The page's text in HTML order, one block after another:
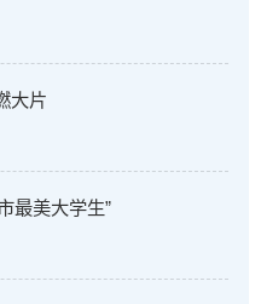
大片
最美大学生”